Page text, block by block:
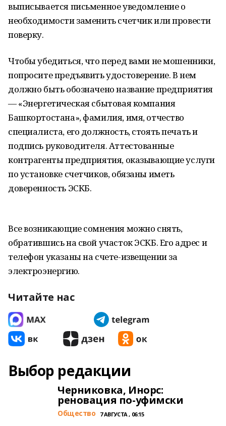
выписывается письменное уведомление о
необходимости заменить счетчик или провести
поверку.
Чтобы убедиться, что перед вами не мошенники,
попросите предъявить удостоверение. В нем
должно быть обозначено название предприятия
— «Энергетическая сбытовая компания
Башкортостана», фамилия, имя, отчество
специалиста, его должность, стоять печать и
подпись руководителя. Аттестованные
контрагенты предприятия, оказывающие услуги
по установке счетчиков, обязаны иметь
доверенность ЭСКБ.
Все возникающие сомнения можно снять,
обратившись на свой участок ЭСКБ. Его адрес и
телефон указаны на счете-извещении за
электроэнергию.
Читайте нас
Выбор редакции
Черниковка, Инорс:
реновация по-уфимски
Общество 7 АВГУСТА , 06:15